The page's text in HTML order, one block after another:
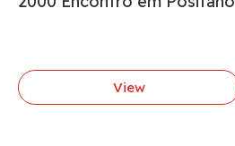
View